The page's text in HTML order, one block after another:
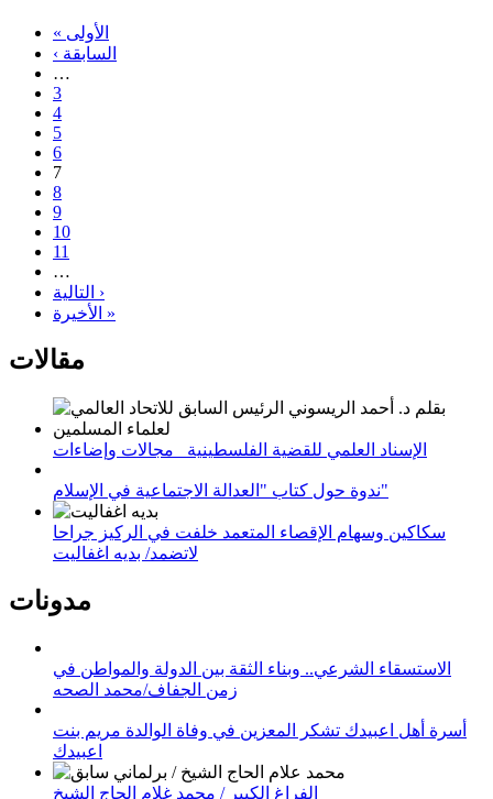
« الأولى
‹ السابقة
…
3
4
5
6
7
8
9
10
11
…
التالية ›
الأخيرة »
مقالات
الإسناد العلمي للقضية الفلسطينية_ مجالات وإضاءات
ندوة حول كتاب "العدالة الاجتماعية في الإسلام"
سكاكين وسهام الإقصاء المتعمد خلفت في الركيز جراحا
لاتضمد/ بديه اغفاليت
مدونات
الاستسقاء الشرعي.. وبناء الثقة بين الدولة والمواطن في
زمن الجفاف/محمد الصحه
أسرة أهل اعبيدك تشكر المعزين في وفاة الوالدة مريم بنت
اعبيدك
الفراغ الكبير / محمد غلام الحاج الشيخ